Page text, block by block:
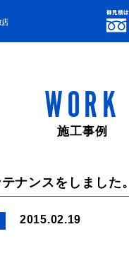
WORK
施工事例
ナンスをしました。
2015.02.19